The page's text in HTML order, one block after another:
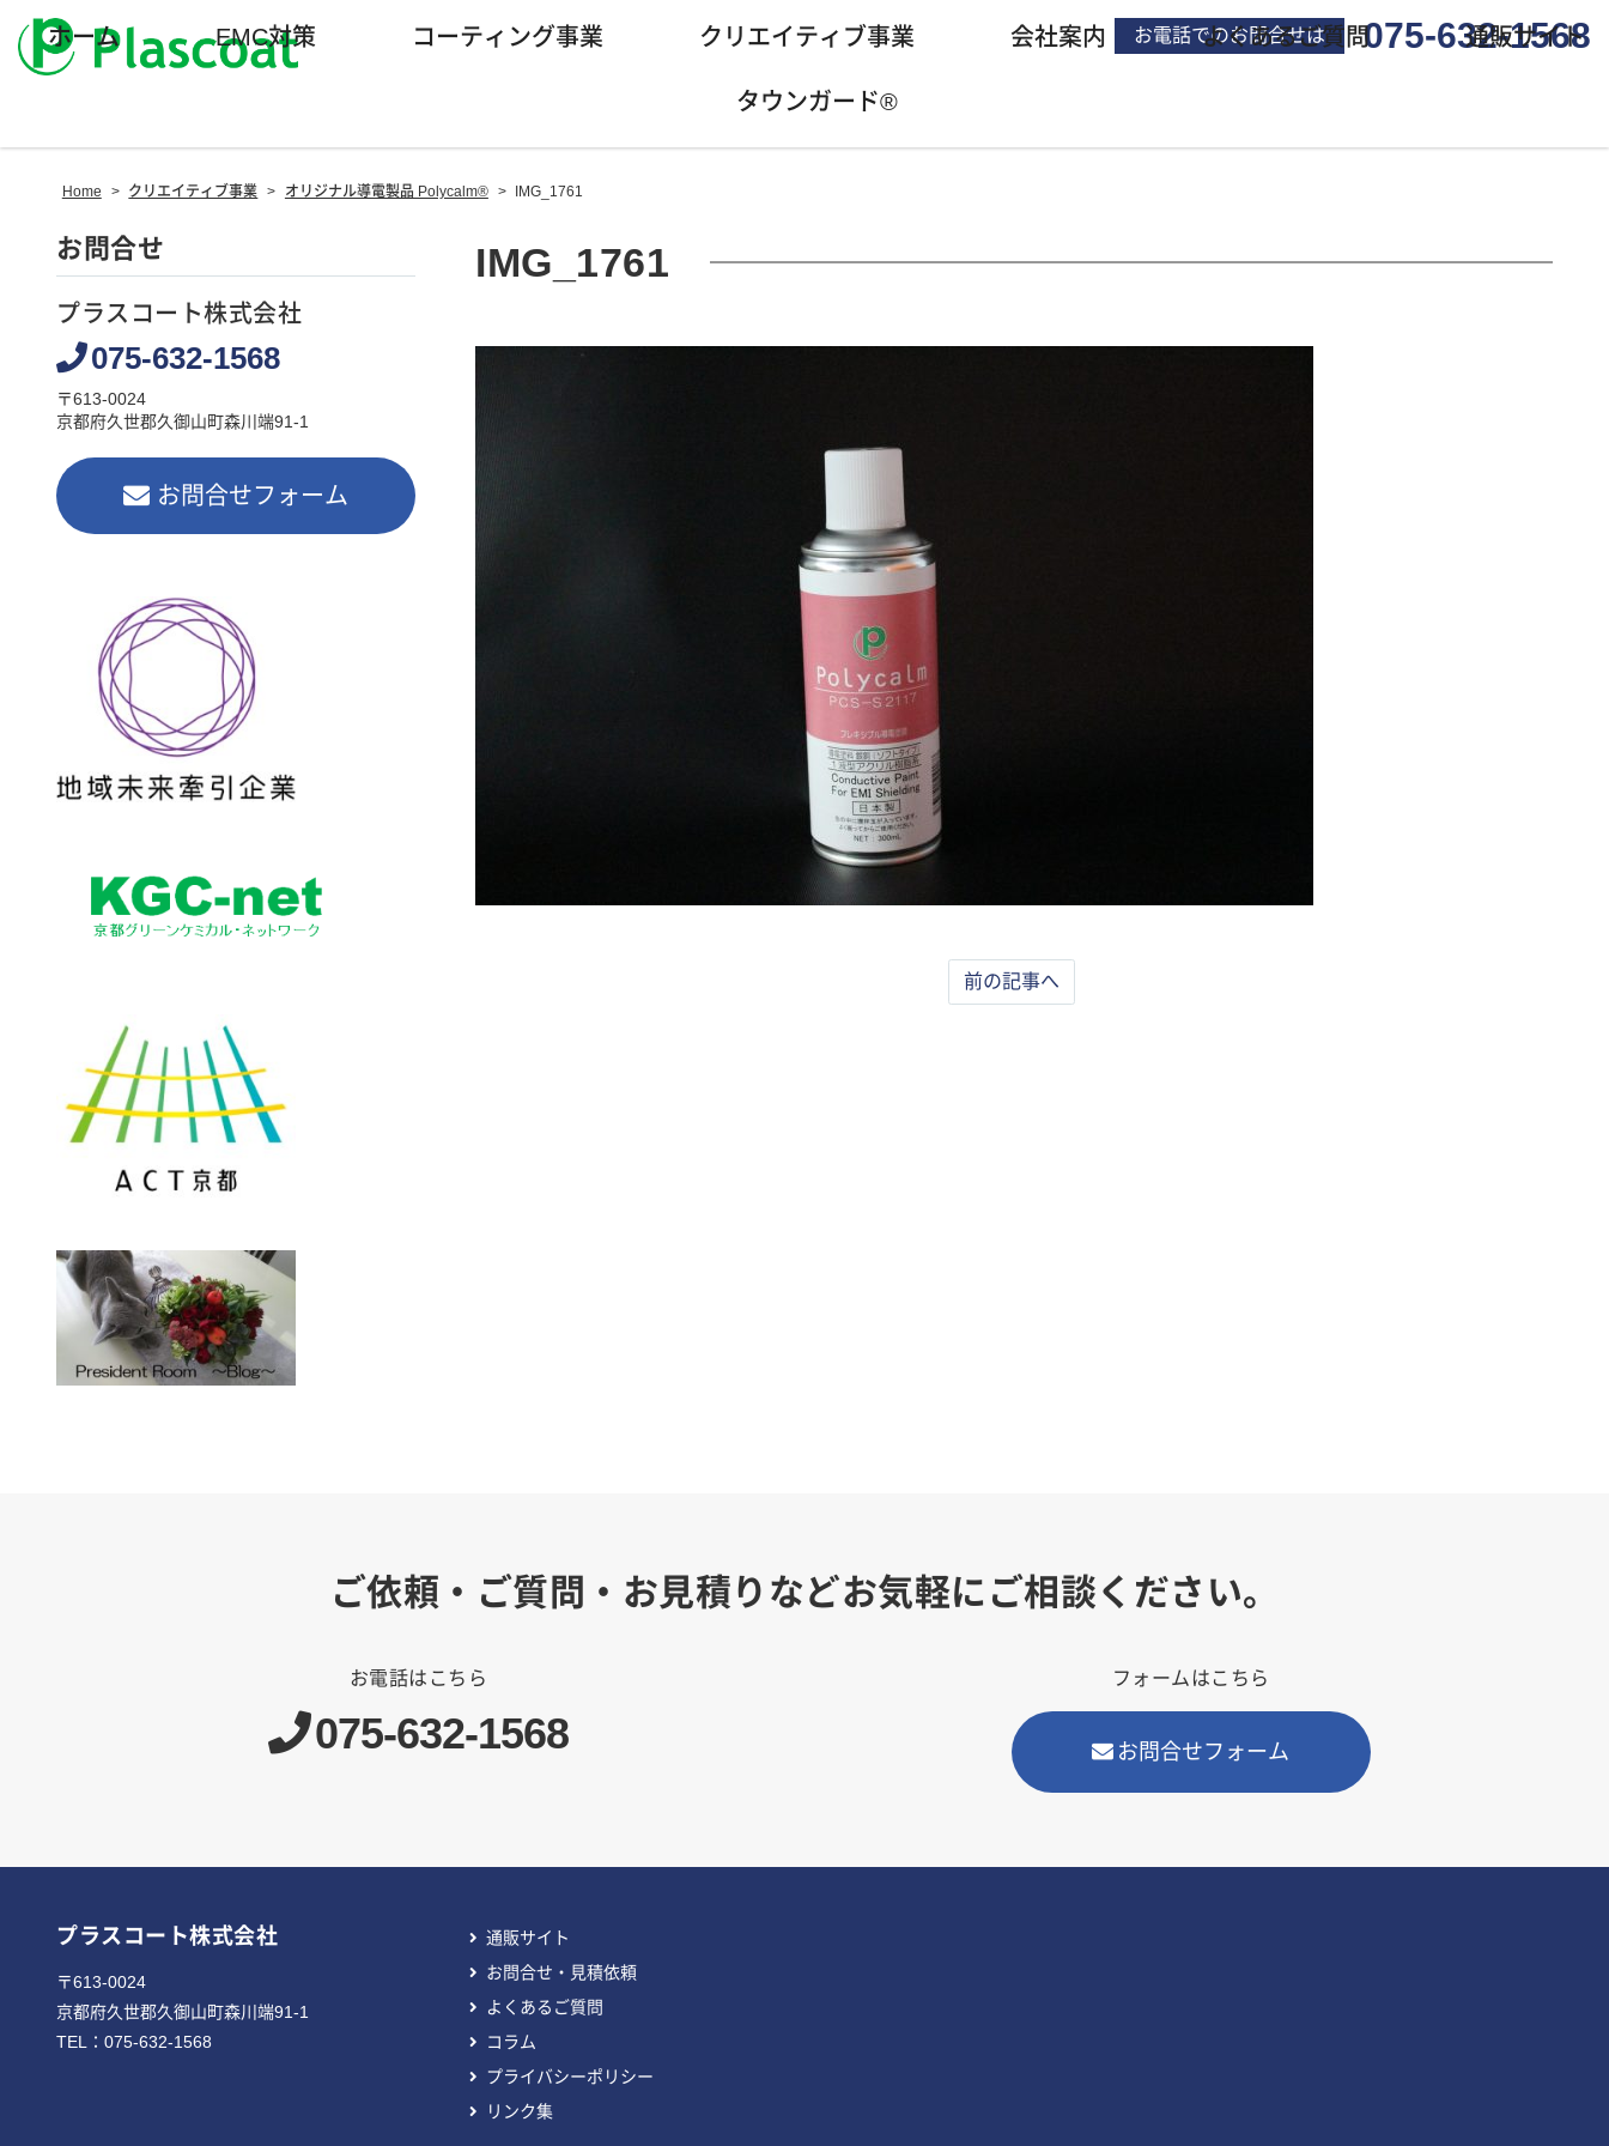
お電話でのお問合せは 075-632-1568
ホーム EMC対策 コーティング事業 クリエイティブ事業 会社案内 よくあるご質問 通販サイト
タウンガード®
Home > クリエイティブ事業 > オリジナル導電製品 Polycalm® > IMG_1761
IMG_1761
前の記事へ
お問合せ
プラスコート株式会社
075-632-1568
〒613-0024
京都府久世郡久御山町森川端91-1
お問合せフォーム
ご依頼・ご質問・お見積りなどお気軽にご相談ください。
お電話はこちら
075-632-1568
フォームはこちら
お問合せフォーム
プラスコート株式会社
〒613-0024
京都府久世郡久御山町森川端91-1
TEL： 075-632-1568
通販サイト
お問合せ・見積依頼
よくあるご質問
コラム
プライバシーポリシー
リンク集